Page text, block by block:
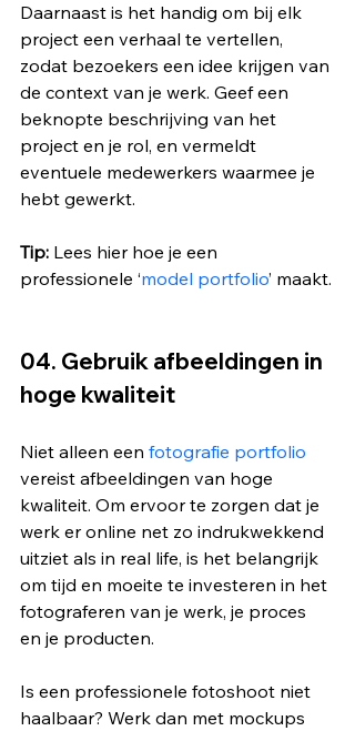
Daarnaast is het handig om bij elk
project een verhaal te vertellen,
zodat bezoekers een idee krijgen van
de context van je werk. Geef een
beknopte beschrijving van het
project en je rol, en vermeldt
eventuele medewerkers waarmee je
hebt gewerkt.
Tip: Lees hier hoe je een
professionele ‘model portfolio’ maakt.
04. Gebruik afbeeldingen in
hoge kwaliteit
Niet alleen een fotografie portfolio
vereist afbeeldingen van hoge
kwaliteit. Om ervoor te zorgen dat je
werk er online net zo indrukwekkend
uitziet als in real life, is het belangrijk
om tijd en moeite te investeren in het
fotograferen van je werk, je proces
en je producten.
Is een professionele fotoshoot niet
haalbaar? Werk dan met mockups